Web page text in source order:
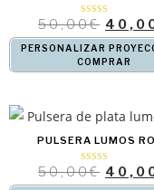
Valorado con
5.00
de 5
50,00€
PERSONALIZAR
COMPRAR
PULSERA LUMOS
Valorado
con
4.67
50,00€